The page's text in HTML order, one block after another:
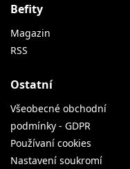
Befity
Magazin
RSS
Ostatní
Všeobecné obchodní
podmínky - GDPR
Používaní cookies
Nastavení soukromí